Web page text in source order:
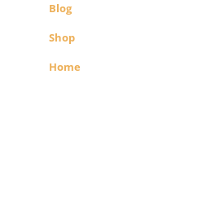
Blog
Shop
Home